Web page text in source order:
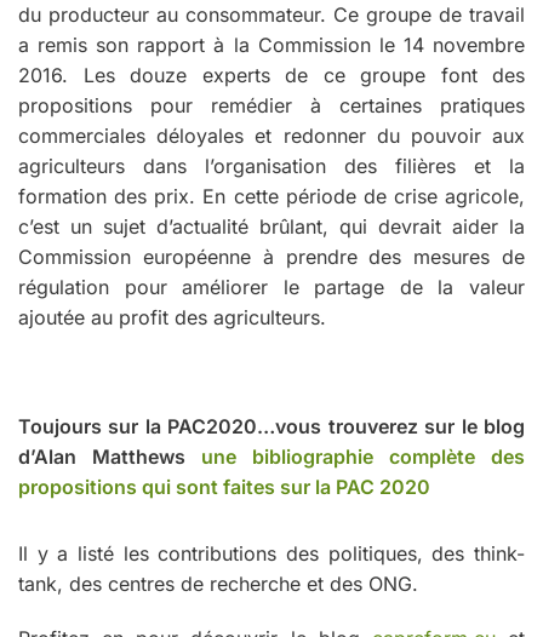
du producteur au consommateur. Ce groupe de travail
a remis son rapport à la Commission le 14 novembre
2016. Les douze experts de ce groupe font des
propositions pour remédier à certaines pratiques
commerciales déloyales et redonner du pouvoir aux
agriculteurs dans l’organisation des filières et la
formation des prix. En cette période de crise agricole,
c’est un sujet d’actualité brûlant, qui devrait aider la
Commission européenne à prendre des mesures de
régulation pour améliorer le partage de la valeur
ajoutée au profit des agriculteurs.
Toujours sur la PAC2020…vous trouverez sur le blog
d’Alan Matthews une bibliographie complète des
propositions qui sont faites sur la PAC 2020
Il y a listé les contributions des politiques, des think-
tank, des centres de recherche et des ONG.